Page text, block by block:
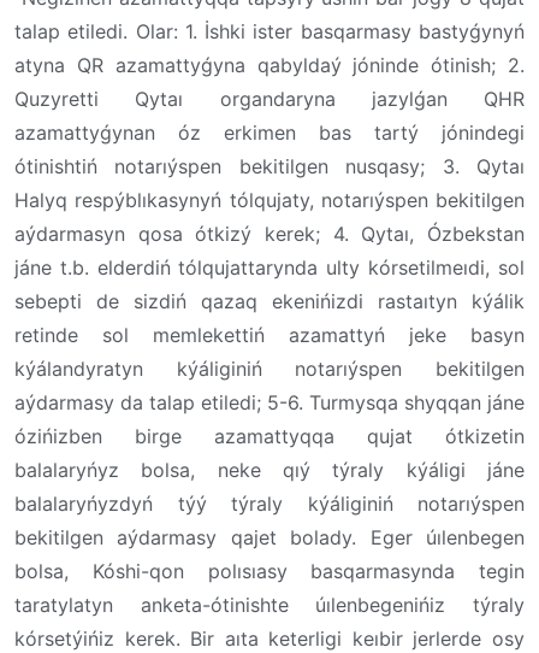
talap etiledi. Olar: 1. İshki ister basqarmasy bastyǵynyń
atyna QR azamattyǵyna qabyldaý jóninde ótinish; 2.
Quzyretti Qytaı organdaryna jazylǵan QHR
azamattyǵynan óz erkimen bas tartý jónindegi
ótinishtiń notarıýspen bekitilgen nusqasy; 3. Qytaı
Halyq respýblıkasynyń tólqujaty, notarıýspen bekitilgen
aýdarmasyn qosa ótkizý kerek; 4. Qytaı, Ózbekstan
jáne t.b. elderdiń tólqujattarynda ulty kórsetilmeıdi, sol
sebepti de sizdiń qazaq ekenińizdi rastaıtyn kýálik
retinde sol memlekettiń azamattyń jeke basyn
kýálandyratyn kýáliginiń notarıýspen bekitilgen
aýdarmasy da talap etiledi; 5-6. Turmysqa shyqqan jáne
ózińizben birge azamattyqqa qujat ótkizetin
balalaryńyz bolsa, neke qıý týraly kýáligi jáne
balalaryńyzdyń týý týraly kýáliginiń notarıýspen
bekitilgen aýdarmasy qajet bolady. Eger úılenbegen
bolsa, Kóshi-qon polısıasy basqarmasynda tegin
taratylatyn anketa-ótinishte úılenbegenińiz týraly
kórsetýińiz kerek. Bir aıta keterligi keıbir jerlerde osy